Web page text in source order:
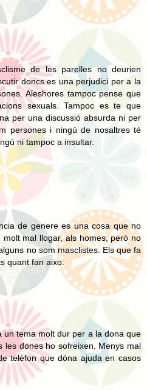
de les parelles no deurien
doncs es una perjudici per a la
Aleshores tampoc pense que
sexuals. Tampoc es te que
per una discussió absurda ni per
persones i ningú de nosaltres té
ni tampoc a insultar.
de genere es una cosa que no
mal llogar, als homes, però no
no som masclistes. Els que fa
quant fan aixo.
un tema molt dur per a la dona que
les dones ho sofreixen. Menys mal
telèfon que dóna ajuda en casos